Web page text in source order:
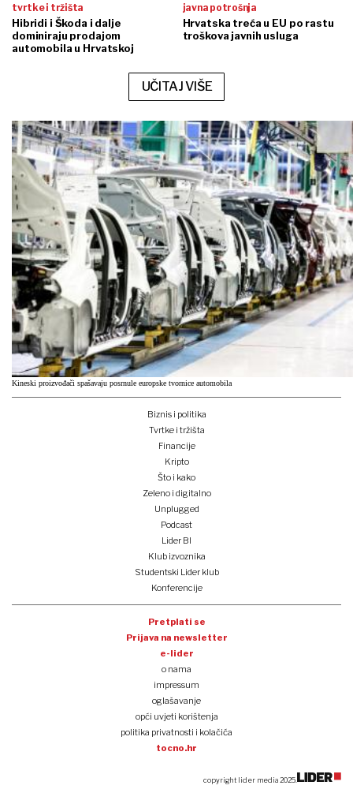
tvrtke i tržišta
Hibridi i Škoda i dalje
dominiraju prodajom
automobila u Hrvatskoj
javna potrošnja
Hrvatska treća u EU po rastu
troškova javnih usluga
UČITAJ VIŠE
Kineski proizvođači spašavaju posrnule europske tvornice automobila
Biznis i politika
Tvrtke i tržišta
Financije
Kripto
Što i kako
Zeleno i digitalno
Unplugged
Podcast
Lider BI
Klub izvoznika
Studentski Lider klub
Konferencije
Pretplati se
Prijava na newsletter
e-lider
o nama
impressum
oglašavanje
opći uvjeti korištenja
politika privatnosti i kolačića
tocno.hr
copyright lider media 2025.